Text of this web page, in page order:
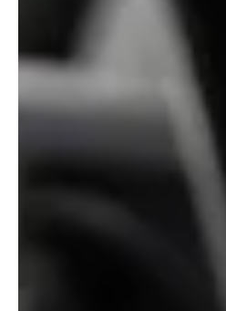
值關懷 車主體驗更透明、品
牌信任度提升 客戶背景
BMW 在台灣擁有成熟的經銷
網路，售後服務流程嚴謹，
心，持續推動流程優化與顧